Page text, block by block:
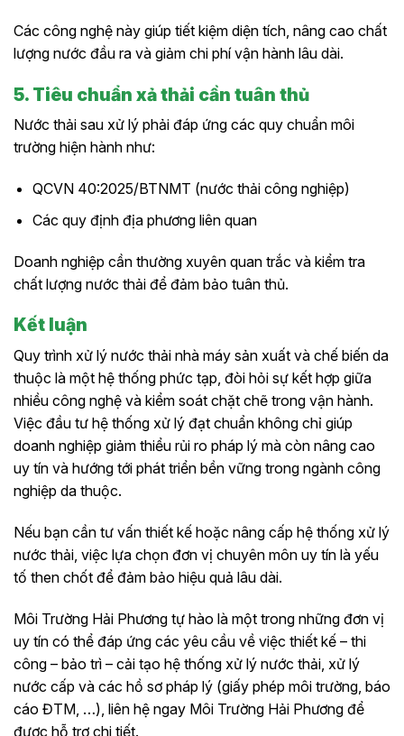
Các công nghệ này giúp tiết kiệm diện tích, nâng cao chất
lượng nước đầu ra và giảm chi phí vận hành lâu dài.
5. Tiêu chuẩn xả thải cần tuân thủ
Nước thải sau xử lý phải đáp ứng các quy chuẩn môi
trường hiện hành như:
QCVN 40:2025/BTNMT (nước thải công nghiệp)
Các quy định địa phương liên quan
Doanh nghiệp cần thường xuyên quan trắc và kiểm tra
chất lượng nước thải để đảm bảo tuân thủ.
Kết luận
Quy trình xử lý nước thải nhà máy sản xuất và chế biến da
thuộc là một hệ thống phức tạp, đòi hỏi sự kết hợp giữa
nhiều công nghệ và kiểm soát chặt chẽ trong vận hành.
Việc đầu tư hệ thống xử lý đạt chuẩn không chỉ giúp
doanh nghiệp giảm thiểu rủi ro pháp lý mà còn nâng cao
uy tín và hướng tới phát triển bền vững trong ngành công
nghiệp da thuộc.
Nếu bạn cần tư vấn thiết kế hoặc nâng cấp hệ thống xử lý
nước thải, việc lựa chọn đơn vị chuyên môn uy tín là yếu
tố then chốt để đảm bảo hiệu quả lâu dài.
Môi Trường Hải Phương tự hào là một trong những đơn vị
uy tín có thể đáp ứng các yêu cầu về việc thiết kế – thi
công – bảo trì – cải tạo hệ thống xử lý nước thải, xử lý
nước cấp và các hồ sơ pháp lý (giấy phép môi trường, báo
cáo ĐTM, …), liên hệ ngay Môi Trường Hải Phương để
được hỗ trợ chi tiết.